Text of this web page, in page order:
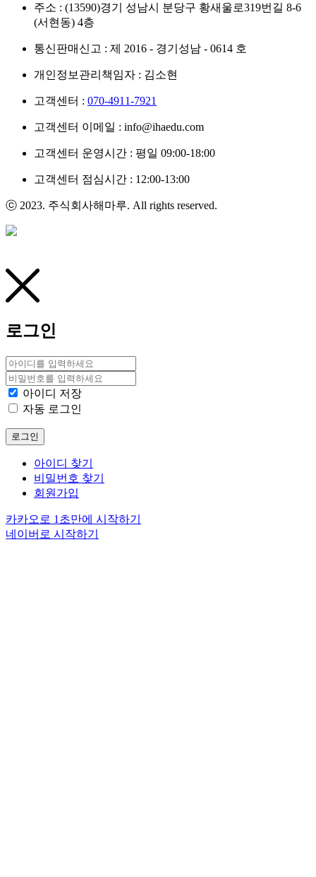
주소 : (13590)경기 성남시 분당구 황새울로319번길 8-6
(서현동) 4층
통신판매신고 : 제 2016 - 경기성남 - 0614 호
개인정보관리책임자 : 김소현
고객센터 : 070-4911-7921
고객센터 이메일 : info@ihaedu.com
고객센터 운영시간 : 평일 09:00-18:00
고객센터 점심시간 : 12:00-13:00
ⓒ 2023. 주식회사해마루. All rights reserved.
로그인
아이디 저장
자동 로그인
로그인
아이디 찾기
비밀번호 찾기
회원가입
카카오로 1초만에 시작하기
네이버로 시작하기